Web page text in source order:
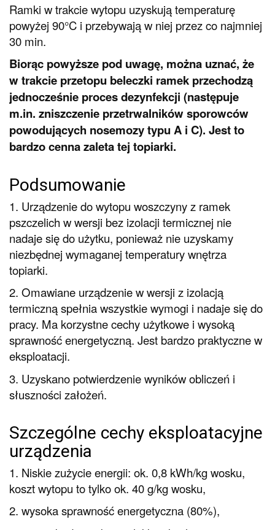
Ramki w trakcie wytopu uzyskują temperaturę
powyżej 90°C i przebywają w niej przez co najmniej
30 min.
Biorąc powyższe pod uwagę, można uznać, że
w trakcie przetopu beleczki ramek przechodzą
jednocześnie proces dezynfekcji (następuje
m.in. zniszczenie przetrwalników sporowców
powodujących nosemozy typu A i C). Jest to
bardzo cenna zaleta tej topiarki.
Podsumowanie
1. Urządzenie do wytopu woszczyny z ramek
pszczelich w wersji bez izolacji termicznej nie
nadaje się do użytku, ponieważ nie uzyskamy
niezbędnej wymaganej temperatury wnętrza
topiarki.
2. Omawiane urządzenie w wersji z izolacją
termiczną spełnia wszystkie wymogi i nadaje się do
pracy. Ma korzystne cechy użytkowe i wysoką
sprawność energetyczną. Jest bardzo praktyczne w
eksploatacji.
3. Uzyskano potwierdzenie wyników obliczeń i
słuszności założeń.
Szczególne cechy eksploatacyjne
urządzenia
1. Niskie zużycie energii: ok. 0,8 kWh/kg wosku,
koszt wytopu to tylko ok. 40 g/kg wosku,
2. wysoka sprawność energetyczna (80%),